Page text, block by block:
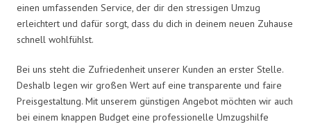
einen umfassenden Service, der dir den stressigen Umzug
erleichtert und dafür sorgt, dass du dich in deinem neuen Zuhause
schnell wohlfühlst.
Bei uns steht die Zufriedenheit unserer Kunden an erster Stelle.
Deshalb legen wir großen Wert auf eine transparente und faire
Preisgestaltung. Mit unserem günstigen Angebot möchten wir auch
bei einem knappen Budget eine professionelle Umzugshilfe